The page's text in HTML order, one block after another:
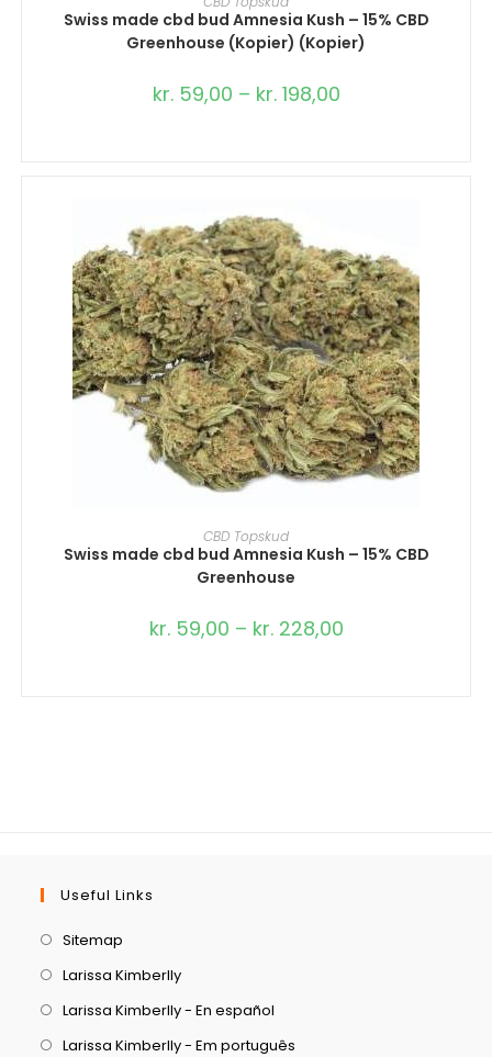
Swiss made cbd bud Amnesia Kush – 15% CBD
Greenhouse (Kopier) (Kopier)
kr.59,00 – kr.198,00
VÆLG MULIGHEDER
CBD Topskud
Swiss made cbd bud Amnesia Kush – 15% CBD
Greenhouse
kr.59,00 – kr.228,00
Useful Links
Sitemap
Larissa Kimberlly
Larissa Kimberlly - En español
Larissa Kimberlly - Em português